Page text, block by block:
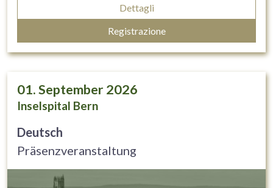
Dettagli
Registrazione
01. September 2026
Inselspital Bern
Deutsch
Präsenzveranstaltung